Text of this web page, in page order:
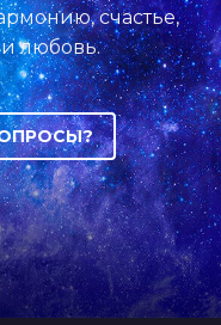
счастье,
любовь.